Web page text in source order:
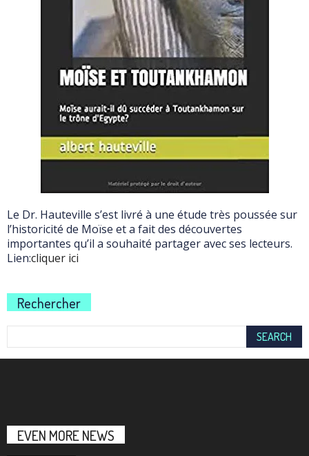
Le Dr. Hauteville s’est livré à une étude très poussée sur
l’historicité de Moïse et a fait des découvertes
importantes qu’il a souhaité partager avec ses lecteurs.
Lien:cliquer ici
Rechercher
EVEN MORE NEWS